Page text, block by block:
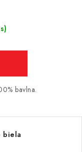
bavlna.
biela